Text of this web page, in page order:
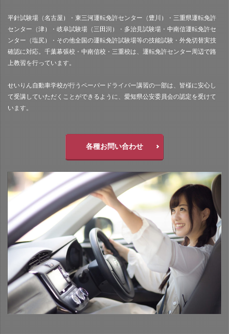
平針試験場（名古屋）・東三河運転免許センター（豊川）・三重県運転免許
センター（津）・岐阜試験場（三田洞）・多治見試験場・中南信運転免許セ
ンター（塩尻）・その他全国の運転免許試験場等の技能試験・外免切替実技
確認に対応。千葉幕張校・中南信校・三重校は、運転免許センター周辺で路
上教習を行っています。
せいりん自動車学校が行うペーパードライバー講習の一部は、皆様に安心し
て受講していただくことができるように、愛知県公安委員会の認定を受けて
います。
各種お問い合わせ